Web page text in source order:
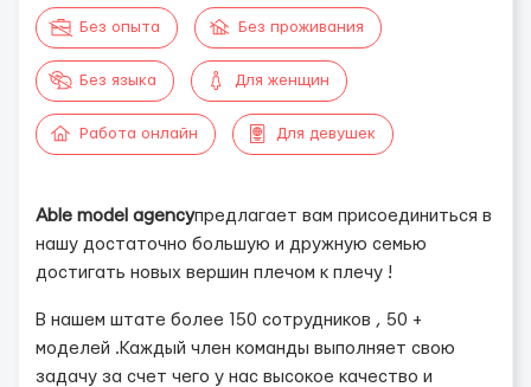
Без опыта Без проживания
Без языка Для женщин
Работа онлайн Для девушек
Able model agencyпредлагает вам присоединиться в
нашу достаточно большую и дружную семью
достигать новых вершин плечом к плечу !
В нашем штате более 150 сотрудников , 50 +
моделей .Каждый член команды выполняет свою
задачу за счет чего у нас высокое качество и